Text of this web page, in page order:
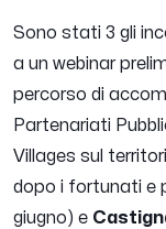
Sono stati 3 gli
a un webinar
percorso di
Partenariati
Villages sul
dopo i fortunati e
giugno) e